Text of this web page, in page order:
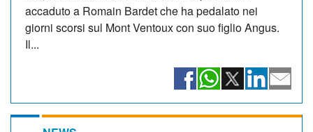
accaduto a Romain Bardet che ha pedalato nei
giorni scorsi sul Mont Ventoux con suo figlio Angus.
Il...